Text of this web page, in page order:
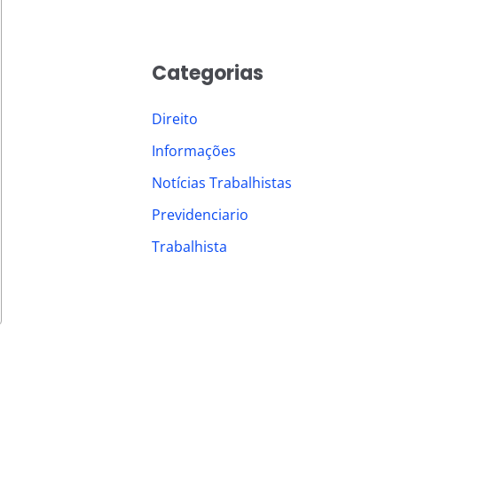
c
f
o
r
:
Categorias
Direito
Informações
Notícias Trabalhistas
Previdenciario
Trabalhista